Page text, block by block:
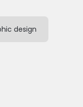
design